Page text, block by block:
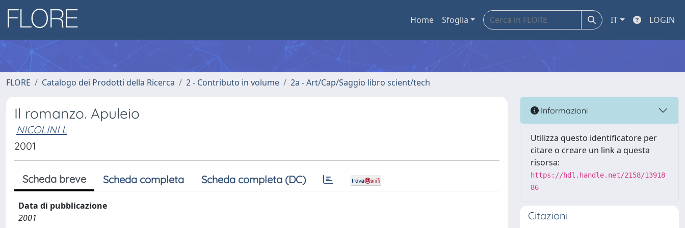
Home Sfoglia IT LOGIN
FLORE Catalogo dei Prodotti della Ricerca 2 - Contributo in volume 2a - Art/Cap/Saggio libro scient/tech
Il romanzo. Apuleio
NICOLINI L
2001
Scheda breve Scheda completa Scheda completa (DC)
Data di pubblicazione
2001
Informazioni
Utilizza questo identificatore per
citare o creare un link a questa
risorsa:
https://hdl.handle.net/2158/13918
86
Citazioni